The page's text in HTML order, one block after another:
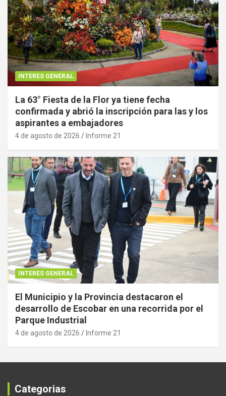
INTERES GENERAL
La 63° Fiesta de la Flor ya tiene fecha
confirmada y abrió la inscripción para las y los
aspirantes a embajadores
4 de agosto de 2026 Informe 21
INTERES GENERAL
El Municipio y la Provincia destacaron el
desarrollo de Escobar en una recorrida por el
Parque Industrial
4 de agosto de 2026 Informe 21
Categorias